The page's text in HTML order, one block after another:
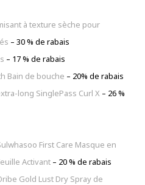
à texture sèche pour
–30 % de rabais
– 17 % de rabais
Bain de bouche – 20% de rabais
long SinglePass Curl X – 26 %
First Care Masque en
Activant – 20 % de rabais
Gold Lust Dry Spray de